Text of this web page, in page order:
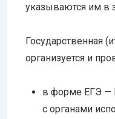
указываются им в
Государственная
организуется и
в форме ЕГЭ —
с органами